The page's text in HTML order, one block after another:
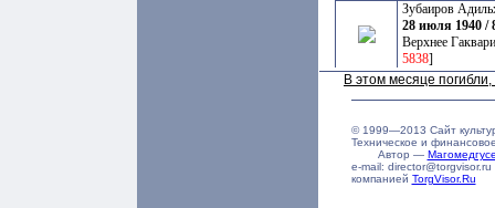
Зубаиров
28 июля 1940 /
Верхнее
5838]
В этом месяце
© 1999—2013 Сайт
Техническое и
Автор —
e-mail:
компанией TorgVisor.Ru